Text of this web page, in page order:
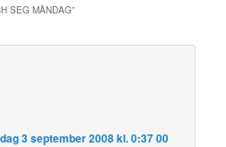
SEG MÅNDAG”
3 september 2008 kl. 0:37 00